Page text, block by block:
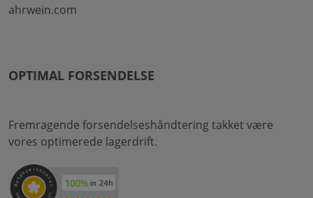
ahrwein.com
OPTIMAL FORSENDELSE
Fremragende forsendelseshåndtering takket være
vores optimerede lagerdrift.